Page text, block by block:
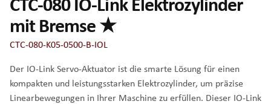
CTC-080 IO-Link Elektrozylinder
mit Bremse ★
CTC-080-K05-0500-B-IOL
Der IO-Link Servo-Aktuator ist die smarte Lösung für einen
kompakten und leistungsstarken Elektrozylinder, um präzise
Linearbewegungen in Ihrer Maschine zu erfüllen. Dieser IO-Link